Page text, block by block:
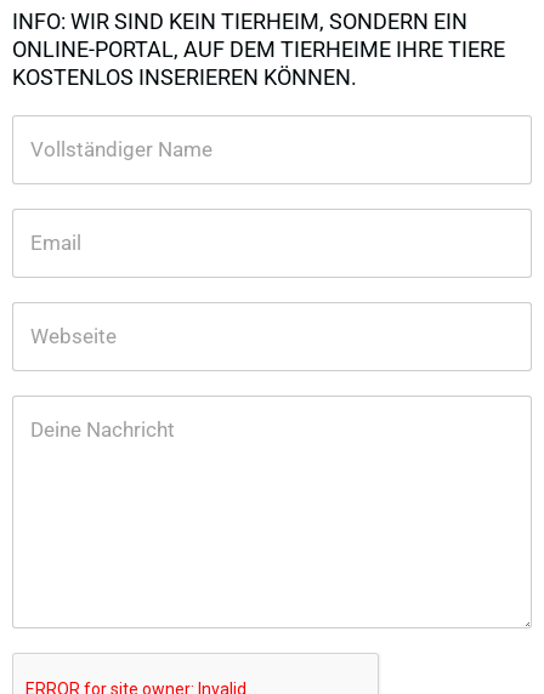
INFO: WIR SIND KEIN TIERHEIM, SONDERN EIN
ONLINE-PORTAL, AUF DEM TIERHEIME IHRE TIERE
KOSTENLOS INSERIEREN KÖNNEN.